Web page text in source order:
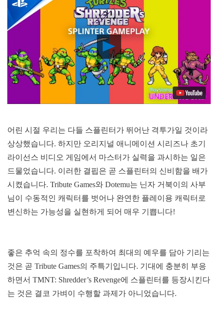
Video
어린 시절 우리는 다들 스플린터가 뛰어난 격투가일 것이라
상상했습니다. 하지만 오리지널 애니메이션 시리즈나 초기
라이선스 비디오 게임에서 마스터가 실력을 과시하는 일은
드물었습니다. 이러한 결핍은 곧 스플린터의 신비함을 배가
시켰습니다. Tribute Games와 Dotemu는 닌자 거북이의 사부
님이 수동적인 캐릭터를 벗어나 완연한 플레이용 캐릭터로
변신하는 가능성을 실현하게 되어 매우 기쁩니다!
좋은 추억 속의 정수를 포착하여 최대의 예우를 담아 기리는
것은 곧 Tribute Games의 주특기입니다. 기대에 충분히 부응
하면서 TMNT: Shredder’s Revenge에 스플린터를 등장시킨다
는 것은 결코 가벼이 수행할 과제가 아니었습니다.